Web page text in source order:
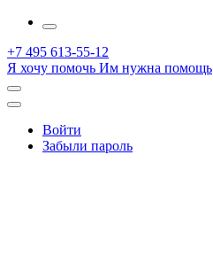
More
+7 495 613-55-12
Я хочу помочь Им нужна помощь
Открыть
поиск
Профиль
Войти
Забыли пароль